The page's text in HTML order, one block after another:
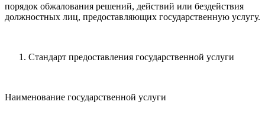
порядок обжалования решений, действий или бездействия
должностных лиц, предоставляющих государственную услугу.
Стандарт предоставления государственной услуги
Наименование государственной услуги